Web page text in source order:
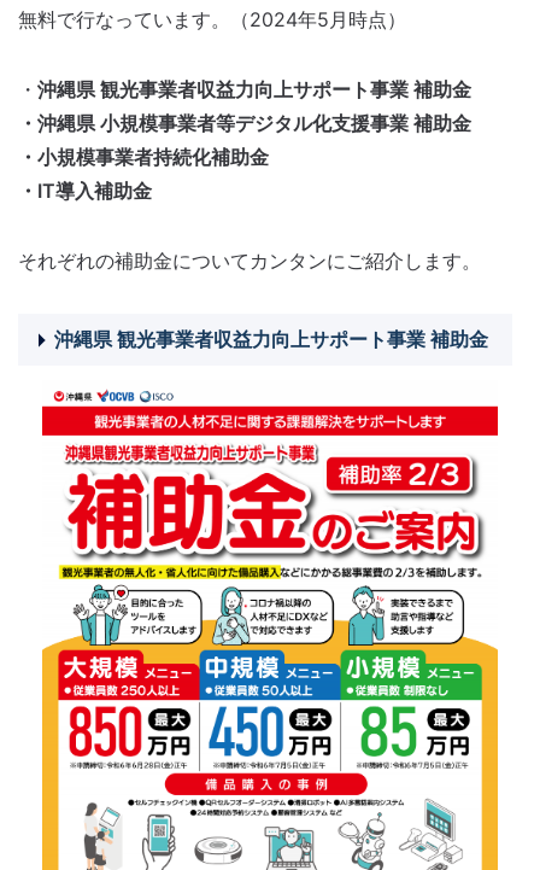
無料で行なっています。（2024年5月時点）
・ 沖縄県 観光事業者収益力向上サポート事業 補助金
・沖縄県 小規模事業者等デジタル化支援事業 補助金
・小規模事業者持続化補助金
・IT導入補助金
それぞれの補助金についてカンタンにご紹介します。
沖縄県 観光事業者収益力向上サポート事業 補助金